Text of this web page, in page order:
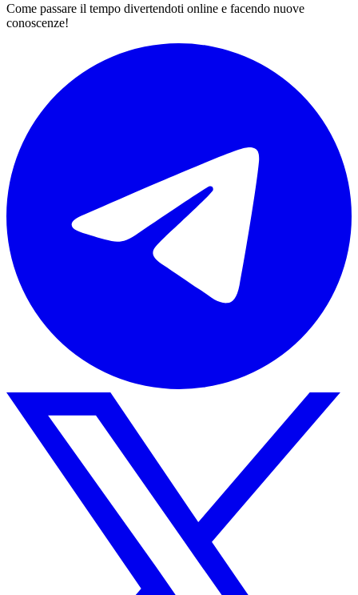
Come passare il tempo divertendoti online e facendo nuove
conoscenze!